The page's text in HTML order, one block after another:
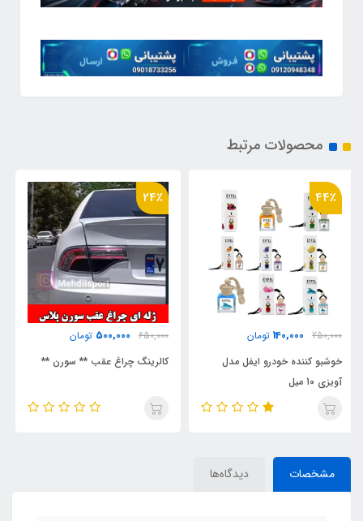
محصولات مرتبط
24٪
650,000
500,000 تومان
کالرینگ چراغ عقب ** سورن **
56٪
450,000
200,000 تومان
پک استیکر برچسب
مشخصات دیدگاه‌ها